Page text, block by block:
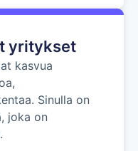
yritykset
kasvua
Sinulla on
joka on